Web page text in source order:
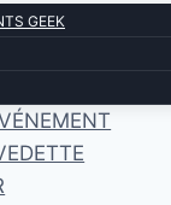
GEEK